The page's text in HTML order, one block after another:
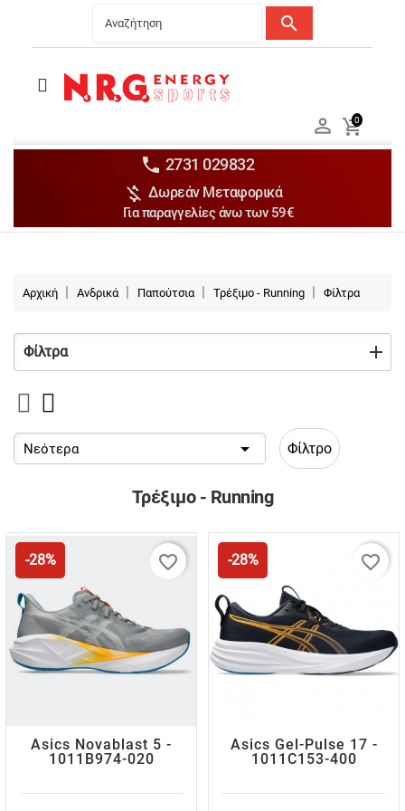
search
Ανδρικά
Αθλήματα
Εκπτώσεις

0

 2731 029832
 Δωρεάν Μεταφορικά
Για παραγγελίες άνω των 59€
Αρχική Ανδρικά Παπούτσια Τρέξιμο - Running Φίλτρα
Φίλτρα
Νεότερα  Φίλτρο
Τρέξιμο - Running
-28%
Asics Novablast 5 -
1011B974-020
favorite_border -28%
Asics Gel-Pulse 17 -
1011C153-400
favorite_border